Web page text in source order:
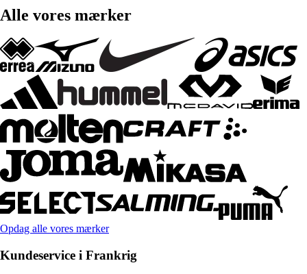
Alle vores mærker
Opdag alle vores mærker
Kundeservice i Frankrig